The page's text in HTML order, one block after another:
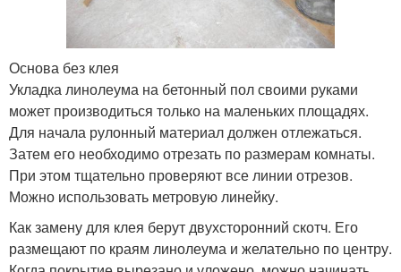
Основа без клея
Укладка линолеума на бетонный пол своими руками
может производиться только на маленьких площадях.
Для начала рулонный материал должен отлежаться.
Затем его необходимо отрезать по размерам комнаты.
При этом тщательно проверяют все линии отрезов.
Можно использовать метровую линейку.
Как замену для клея берут двухсторонний скотч. Его
размещают по краям линолеума и желательно по центру.